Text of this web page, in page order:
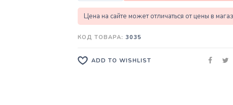
Цена на сайте может отличаться от цены в
КОД ТОВАРА: 3035
ADD TO WISHLIST